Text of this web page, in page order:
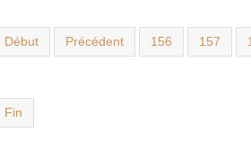
Début Précédent 156 157
Fin